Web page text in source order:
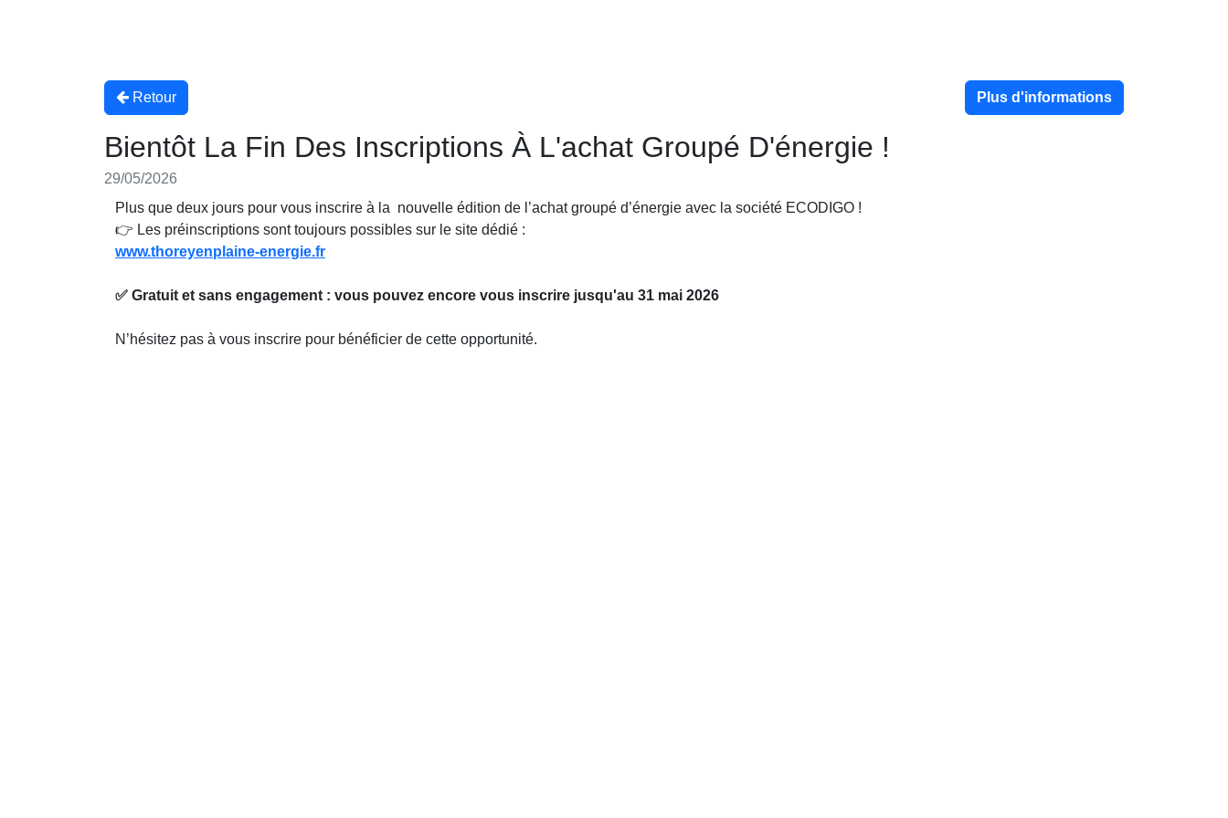
Retour Plus d'informations
Bientôt La Fin Des Inscriptions À L'achat Groupé D'énergie !
29/05/2026
Plus que deux jours pour vous inscrire à la nouvelle édition de l’achat groupé d’énergie avec la société ECODIGO !
👉 Les préinscriptions sont toujours possibles sur le site dédié :
www.thoreyenplaine-energie.fr
✅ Gratuit et sans engagement : vous pouvez encore vous inscrire jusqu'au 31 mai 2026
N’hésitez pas à vous inscrire pour bénéficier de cette opportunité.